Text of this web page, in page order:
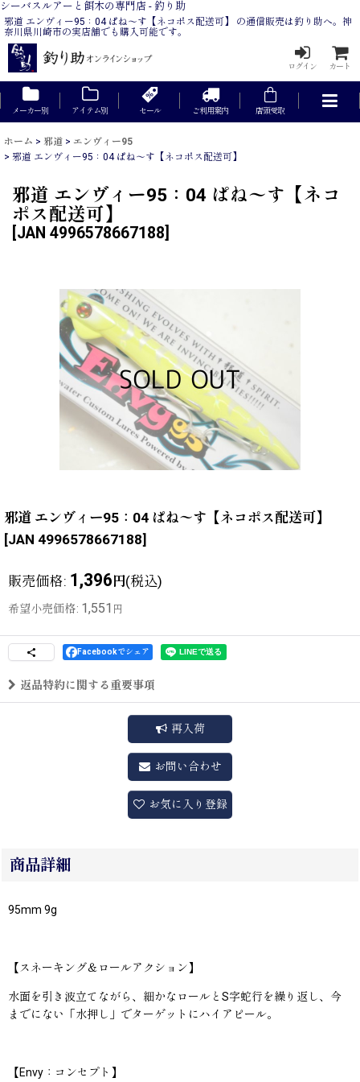
シーバスルアーと餌木の専門店 - 釣り助
邪道 エンヴィー95：04 ぱね〜す【ネコポス配送可】 の通信販売は釣り助へ。神
奈川県川崎市の実店舗でも購入可能です。
ログイン カート
メーカー別 アイテム別 セール ご利用案内 店頭受取
ホーム > 邪道 > エンヴィー95
> 邪道 エンヴィー95：04 ぱね〜す【ネコポス配送可】
邪道 エンヴィー95：04 ぱね〜す【ネコ
ポス配送可】
JAN 4996578667188
邪道 エンヴィー95：04 ぱね〜す【ネコポス配送可】
[JAN 4996578667188]
販売価格: 1,396円(税込)
希望小売価格: 1,551 円
Facebookでシェア
返品特約に関する重要事項
再入荷
お問い合わせ
お気に入り登録
商品詳細
95mm 9g
【スネーキング＆ロールアクション】
水面を引き波立てながら、細かなロールとS字蛇行を繰り返し、今
までにない「水押し」でターゲットにハイアピール。
【Envy：コンセプト】